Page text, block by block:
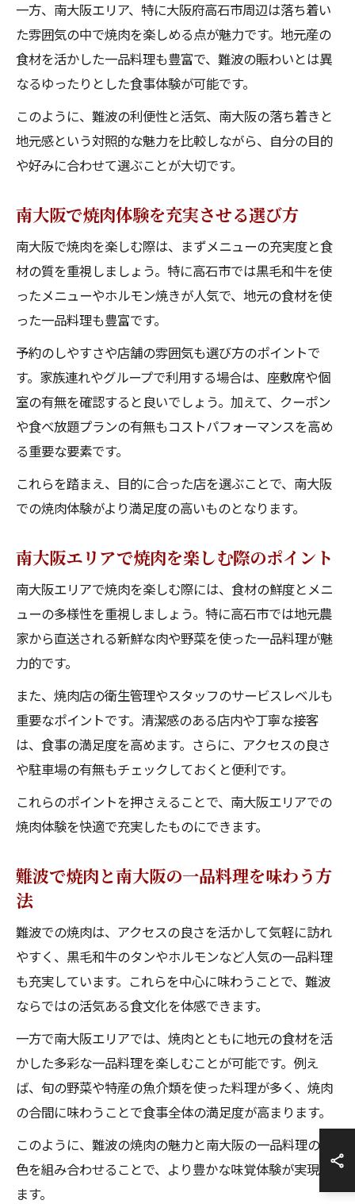
一方、南大阪エリア、特に大阪府高石市周辺は落ち着い
た雰囲気の中で焼肉を楽しめる点が魅力です。地元産の
食材を活かした一品料理も豊富で、難波の賑わいとは異
なるゆったりとした食事体験が可能です。
このように、難波の利便性と活気、南大阪の落ち着きと
地元感という対照的な魅力を比較しながら、自分の目的
や好みに合わせて選ぶことが大切です。
南大阪で焼肉体験を充実させる選び方
南大阪で焼肉を楽しむ際は、まずメニューの充実度と食
材の質を重視しましょう。特に高石市では黒毛和牛を使
ったメニューやホルモン焼きが人気で、地元の食材を使
った一品料理も豊富です。
予約のしやすさや店舗の雰囲気も選び方のポイントで
す。家族連れやグループで利用する場合は、座敷席や個
室の有無を確認すると良いでしょう。加えて、クーポン
や食べ放題プランの有無もコストパフォーマンスを高め
る重要な要素です。
これらを踏まえ、目的に合った店を選ぶことで、南大阪
での焼肉体験がより満足度の高いものとなります。
南大阪エリアで焼肉を楽しむ際のポイント
南大阪エリアで焼肉を楽しむ際には、食材の鮮度とメニ
ューの多様性を重視しましょう。特に高石市では地元農
家から直送される新鮮な肉や野菜を使った一品料理が魅
力的です。
また、焼肉店の衛生管理やスタッフのサービスレベルも
重要なポイントです。清潔感のある店内や丁寧な接客
は、食事の満足度を高めます。さらに、アクセスの良さ
や駐車場の有無もチェックしておくと便利です。
これらのポイントを押さえることで、南大阪エリアでの
焼肉体験を快適で充実したものにできます。
難波で焼肉と南大阪の一品料理を味わう方
法
難波での焼肉は、アクセスの良さを活かして気軽に訪れ
やすく、黒毛和牛のタンやホルモンなど人気の一品料理
も充実しています。これらを中心に味わうことで、難波
ならではの活気ある食文化を体感できます。
一方で南大阪エリアでは、焼肉とともに地元の食材を活
かした多彩な一品料理を楽しむことが可能です。例え
ば、旬の野菜や特産の魚介類を使った料理が多く、焼肉
の合間に味わうことで食事全体の満足度が高まります。
このように、難波の焼肉の魅力と南大阪の一品料理の特
色を組み合わせることで、より豊かな味覚体験が実現し
ます。